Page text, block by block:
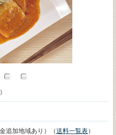
追加地域あり）（送料一覧表）